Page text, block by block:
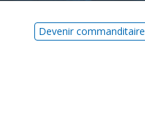
Devenir commanditaire